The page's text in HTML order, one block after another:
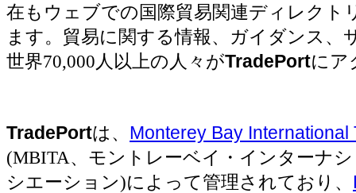
在もウェブでの国際貿易関連ディレクト
ます。貿易に関する情報、ガイダンス、
世界70,000 人以上の人々がTradePortにア
TradePortは、 Monterey Bay International
(MBITA、モントレーベイ・インターナ
シエーション)によって管理されており 、